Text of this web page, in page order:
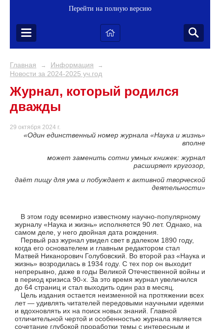
Перейти на полную версию
Главная → Информация →
Новости за 2024-2025 уч.год
Журнал, который родился
дважды
29 октября 2024 г.
«Один единственный номер журнала «Наука и жизнь»
вполне
может заменить сотни умных книжек: журнал
расширяет кругозор,
даёт пищу для ума и побуждает к активной творческой
деятельности»
В этом году всемирно известному научно-популярному
журналу «Наука и жизнь» исполняется 90 лет. Однако, на
самом деле, у него двойная дата рождения.
Первый раз журнал увидел свет в далеком 1890 году,
когда его основателем и главным редактором стал
Матвей Никанорович Голубовский. Во второй раз «Наука и
жизнь» возродилась в 1934 году. С тех пор он выходит
непрерывно, даже в годы Великой Отечественной войны и
в период кризиса 90-х. За это время журнал увеличился
до 64 страниц и стал выходить один раз в месяц.
Цель издания остается неизменной на протяжении всех
лет — удивлять читателей передовыми научными идеями
и вдохновлять их на поиск новых знаний. Главной
отличительной чертой и особенностью журнала является
сочетание глубокой проработки темы с интересным и